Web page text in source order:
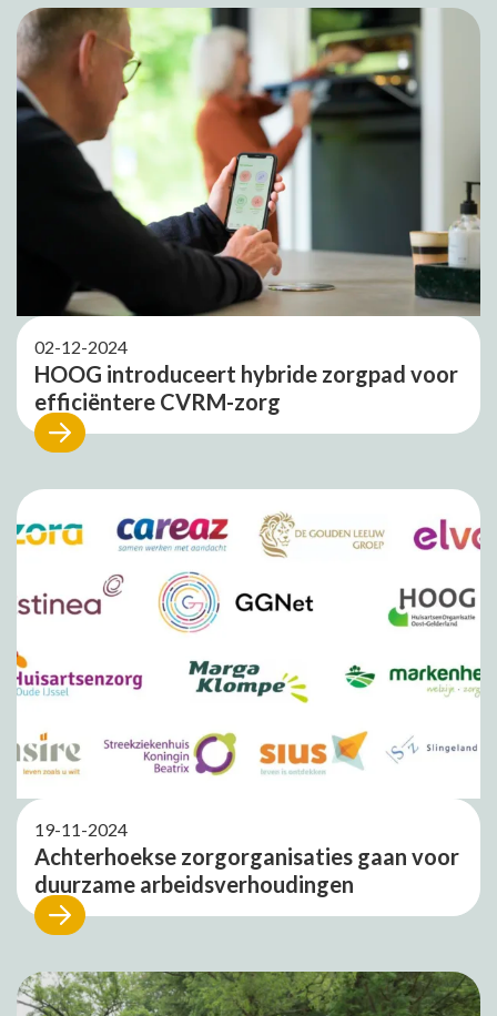
HOOG introduceert hybride zorgpad voor
efficiëntere CVRM-zorg
02-12-2024
Achterhoekse zorgorganisaties gaan voor
duurzame arbeidsverhoudingen
19-11-2024